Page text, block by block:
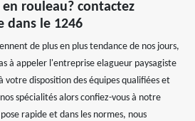
en rouleau? contactez
dans le 1246
de plus en plus tendance de nos jours,
à appeler l'entreprise elagueur paysagiste
votre disposition des équipes qualifiées et
spécialités alors confiez-vous à notre
rapide et dans les normes, nous